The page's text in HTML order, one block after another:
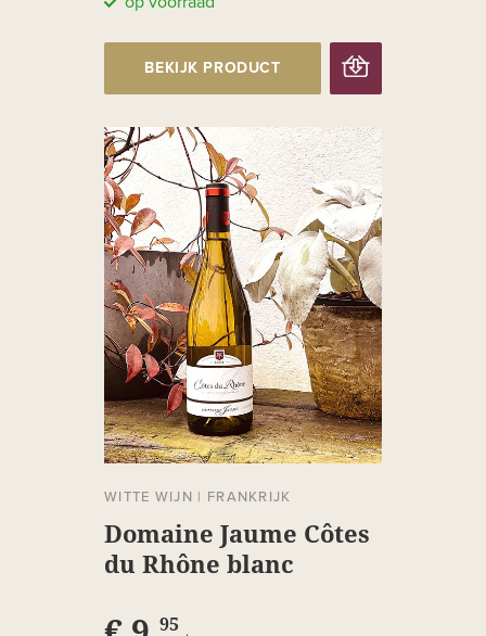
BEKIJK PRODUCT
WITTE WIJN | FRANKRIJK
Domaine Jaume Côtes
du Rhône blanc
95